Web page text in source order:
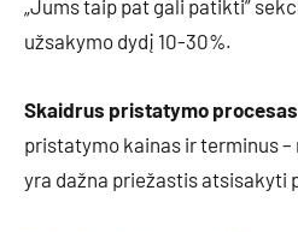
„Jums taip pat gali patikti”
užsakymo dydį 10-30%.
Skaidrus pristatymo procesas
pristatymo kainas ir terminus
yra dažna priežastis atsisakyti